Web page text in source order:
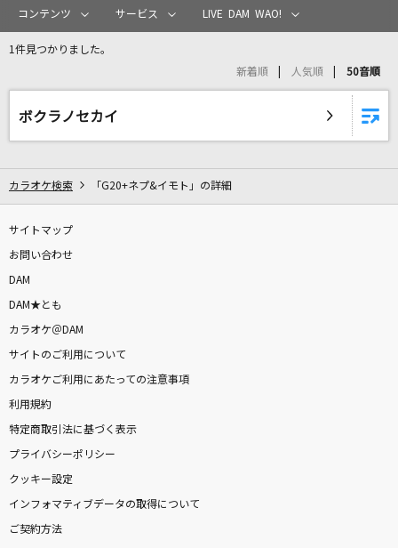
カラオケリクエスト
リアルタイムで歌われている曲の一覧
おっちゃま
[良音]ちっぽけな勇気
でももう花はいらない
オフコース
紅蓮華
LiSA
[良音]ミュージック・アワー
コンテンツ サービス LIVE DAM WAO!
1件見つかりました。
新着順 人気順 50音順
ボクラノセカイ
カラオケ検索 「G20+ネプ&イモト」の詳細
サイトマップ
お問い合わせ
DAM
DAM★とも
カラオケ＠DAM
サイトのご利用について
カラオケご利用にあたっての注意事項
利用規約
特定商取引法に基づく表示
プライバシーポリシー
クッキー設定
インフォマティブデータの取得について
ご契約方法